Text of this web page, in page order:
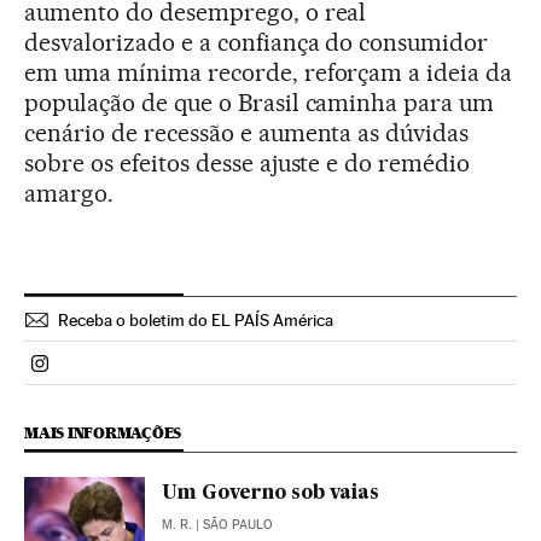
aumento do desemprego, o real
desvalorizado e a confiança do consumidor
em uma mínima recorde, reforçam a ideia da
população de que o Brasil caminha para um
cenário de recessão e aumenta as dúvidas
sobre os efeitos desse ajuste e do remédio
amargo.
Receba o boletim do EL PAÍS América
Politica El País Brasil en Instagram
MAIS INFORMAÇÕES
Um Governo sob vaias
M. R. | SÃO PAULO